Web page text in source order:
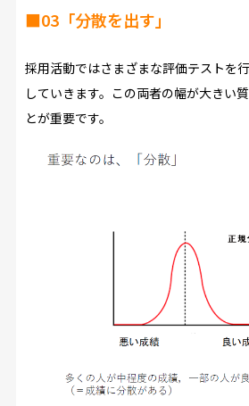
■03「分散を出す」
採用活動ではさまざまな評価テストを
していきます。この両者の幅が大きい
とが重要です。